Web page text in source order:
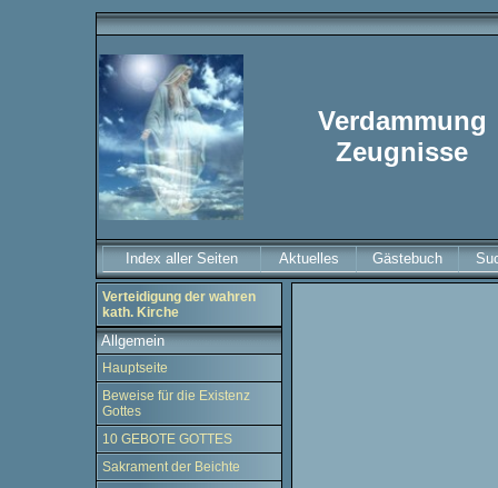
Verdammung
Zeugnisse
Index aller Seiten Aktuelles Gästebuch
Verteidigung der wahren
kath. Kirche
Allgemein
Hauptseite
Beweise für die Existenz
Gottes
10 GEBOTE GOTTES
Sakrament der Beichte